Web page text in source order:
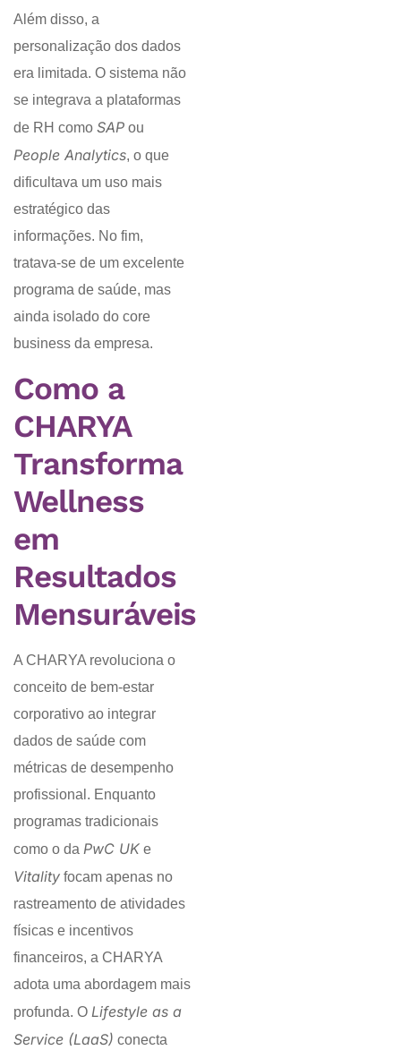
Além disso, a
personalização dos dados
era limitada. O sistema não
se integrava a plataformas
de RH como SAP ou
People Analytics, o que
dificultava um uso mais
estratégico das
informações. No fim,
tratava-se de um excelente
programa de saúde, mas
ainda isolado do core
business da empresa.
Como a
CHARYA
Transforma
Wellness
em
Resultados
Mensuráveis
A CHARYA revoluciona o
conceito de bem-estar
corporativo ao integrar
dados de saúde com
métricas de desempenho
profissional. Enquanto
programas tradicionais
como o da PwC UK e
Vitality focam apenas no
rastreamento de atividades
físicas e incentivos
financeiros, a CHARYA
adota uma abordagem mais
profunda. O Lifestyle as a
Service (LaaS) conecta